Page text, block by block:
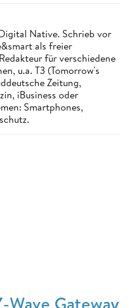
Native. Schrieb vor
als freier
für verschiedene
u.a. T3 (Tomorrow's
Zeitung,
iBusiness oder
Smartphones,